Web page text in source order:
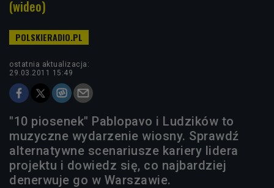
(wideo)
ostatnia aktualizacja:
29.03.2011 15:49
"10 piosenek" Pablopavo i Ludzików to
muzyczne wydarzenie wiosny. Sprawdź
alternatywne scenariusze kariery lidera
projektu i dowiedz się, co najbardziej
denerwuje go w Warszawie.